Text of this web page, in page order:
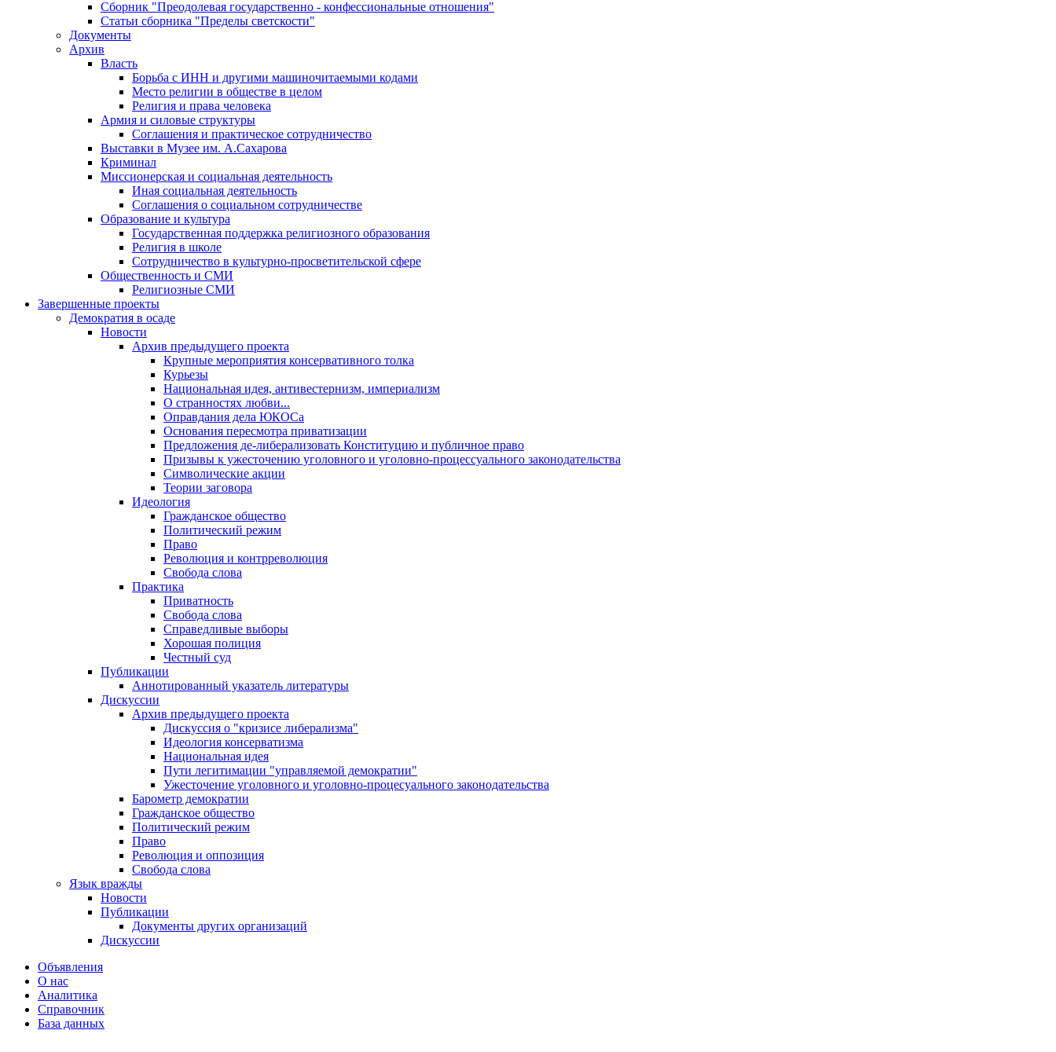
Сборник "Преодолевая государственно - конфессиональные отношения"
Статьи сборника "Пределы светскости"
Документы
Архив
Власть
Борьба с ИНН и другими машиночитаемыми кодами
Место религии в обществе в целом
Религия и права человека
Армия и силовые структуры
Соглашения и практическое сотрудничество
Выставки в Музее им. А.Сахарова
Криминал
Миссионерская и социальная деятельность
Иная социальная деятельность
Соглашения о социальном сотрудничестве
Образование и культура
Государственная поддержка религиозного образования
Религия в школе
Сотрудничество в культурно-просветительской сфере
Общественность и СМИ
Религиозные СМИ
Завершенные проекты
Демократия в осаде
Новости
Архив предыдущего проекта
Крупные мероприятия консервативного толка
Курьезы
Национальная идея, антивестернизм, империализм
О странностях любви...
Оправдания дела ЮКОСа
Основания пересмотра приватизации
Предложения де-либерализовать Конституцию и публичное право
Призывы к ужесточению уголовного и уголовно-процессуального законодательства
Символические акции
Теории заговора
Идеология
Гражданское общество
Политический режим
Право
Революция и контрреволюция
Свобода слова
Практика
Приватность
Свобода слова
Справедливые выборы
Хорошая полиция
Честный суд
Публикации
Аннотированный указатель литературы
Дискуссии
Архив предыдущего проекта
Дискуссия о "кризисе либерализма"
Идеология консерватизма
Национальная идея
Пути легитимации "управляемой демократии"
Ужесточение уголовного и уголовно-процесуального законодательства
Барометр демократии
Гражданское общество
Политический режим
Право
Революция и оппозиция
Свобода слова
Язык вражды
Новости
Публикации
Документы других организаций
Дискуссии
Объявления
О нас
Аналитика
Справочник
База данных